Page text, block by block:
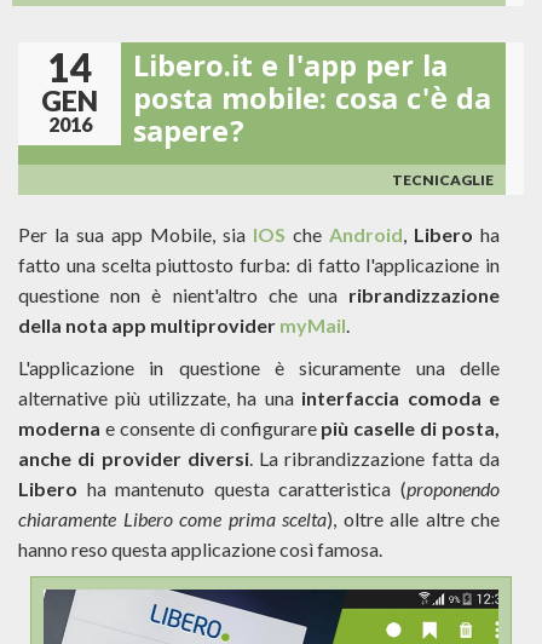
YAHOO,
E
DMARC,
OVVERO
COME
14
GEN
2016
Libero.it e l'app per la
posta mobile: cosa c'è da
sapere?
TECNICAGLIE
Per la sua app Mobile, sia IOS che Android Libero ha
fatto una scelta piuttosto furba: di fatto l'applicazione in
questione non è nient'altro che una ribrandizzazione
della nota app multiprovider myMail
L'applicazione in questione è sicuramente una delle
alternative più utilizzate, ha una interfaccia comoda e
moderna e consente di configurare più caselle di posta,
anche di provider diversi. La ribrandizzazione fatta da
Libero ha mantenuto questa caratteristica (proponendo
chiaramente Libero come prima scelta), oltre alle altre che
hanno reso questa applicazione così famosa.